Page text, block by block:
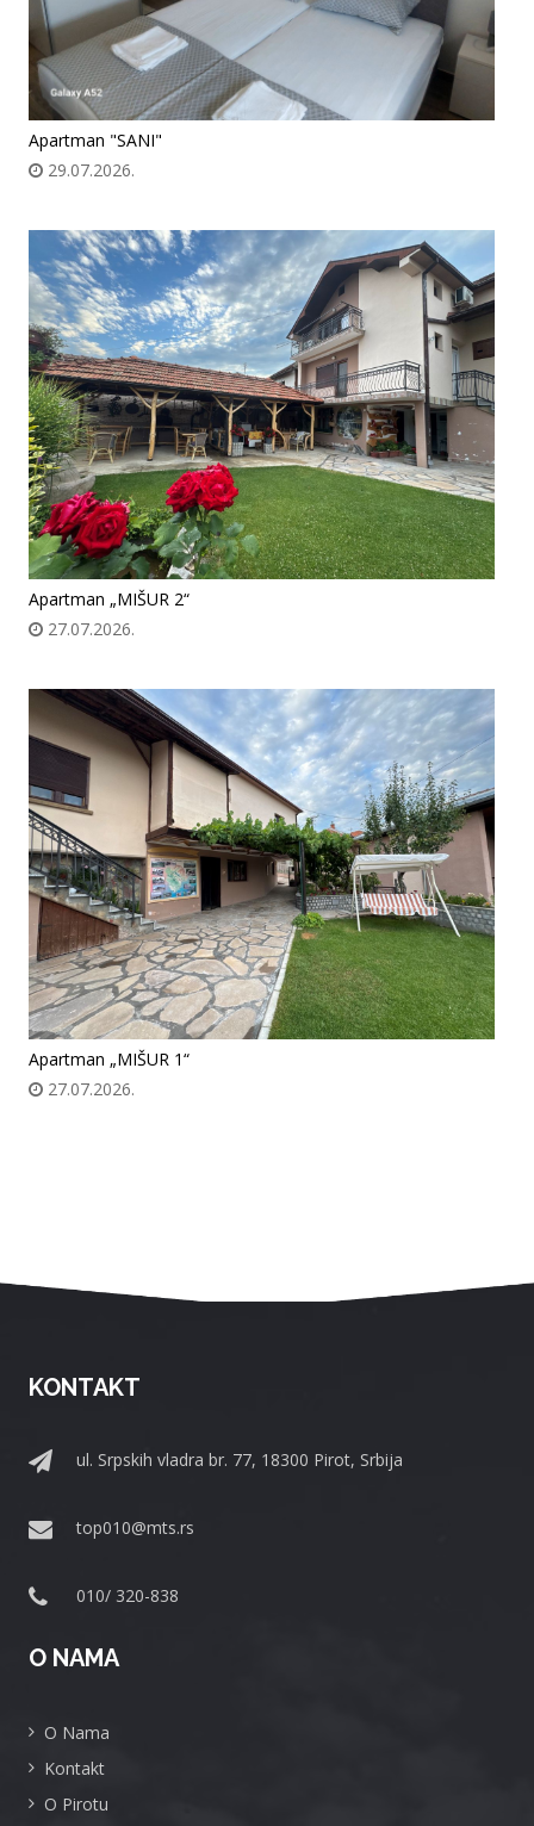
Apartman "SANI"
29.07.2026.
Apartman „MIŠUR 2“
27.07.2026.
Apartman „MIŠUR 1“
27.07.2026.
KONTAKT
ul. Srpskih vladra br. 77, 18300 Pirot, Srbija
top010@mts.rs
010/ 320-838
O NAMA
O Nama
Kontakt
O Pirotu